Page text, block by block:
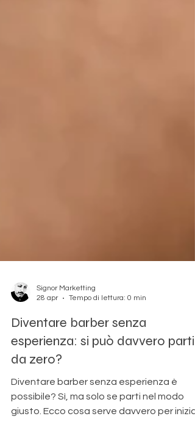
28 apr
Tempo di lettura: 0 min
Diventare barber senza
esperienza: si può davvero
da zero?
Diventare barber senza esperienza è